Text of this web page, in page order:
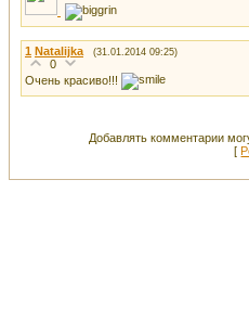
1 Natalijka (31.01.2014 09:25)
0
Очень красиво!!!
Добавлять комментарии
[